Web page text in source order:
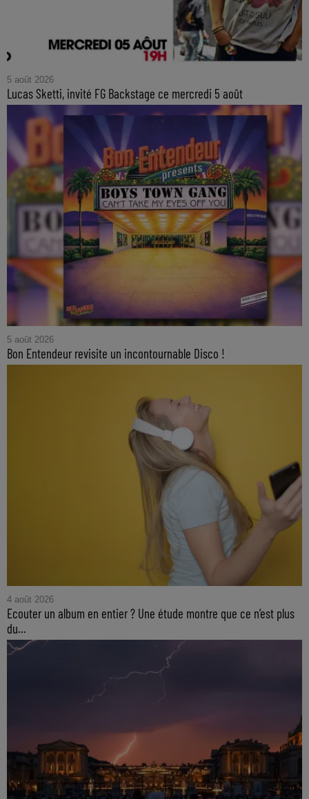
5 août 2026
Lucas Sketti, invité FG Backstage ce mercredi 5 août
5 août 2026
Bon Entendeur revisite un incontournable Disco !
4 août 2026
Ecouter un album en entier ? Une étude montre que ce n’est plus
du...